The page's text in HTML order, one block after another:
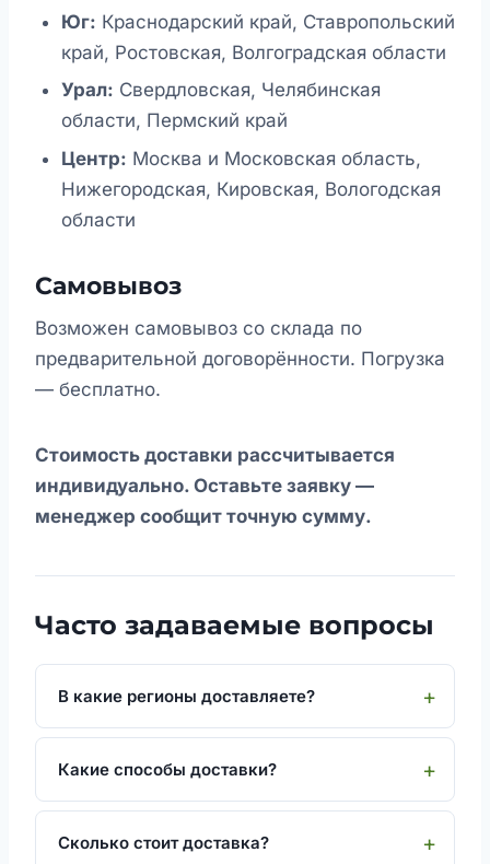
Юг: Краснодарский край, Ставропольский
край, Ростовская, Волгоградская области
Урал: Свердловская, Челябинская
области, Пермский край
Центр: Москва и Московская область,
Нижегородская, Кировская, Вологодская
области
Самовывоз
Возможен самовывоз со склада по
предварительной договорённости. Погрузка
— бесплатно.
Стоимость доставки рассчитывается
индивидуально. Оставьте заявку —
менеджер сообщит точную сумму.
Часто задаваемые вопросы
В какие регионы доставляете?
Какие способы доставки?
Сколько стоит доставка?